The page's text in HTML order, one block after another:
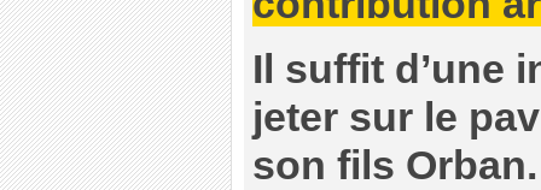
Il suffit d’une
jeter sur le
son fils